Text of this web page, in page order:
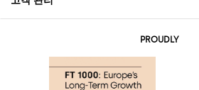
PROUDLY